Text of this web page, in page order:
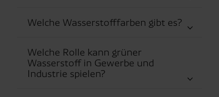
Welche Wasserstofffarben gibt es?
Welche Rolle kann grüner
Wasserstoff in Gewerbe und
Industrie spielen?